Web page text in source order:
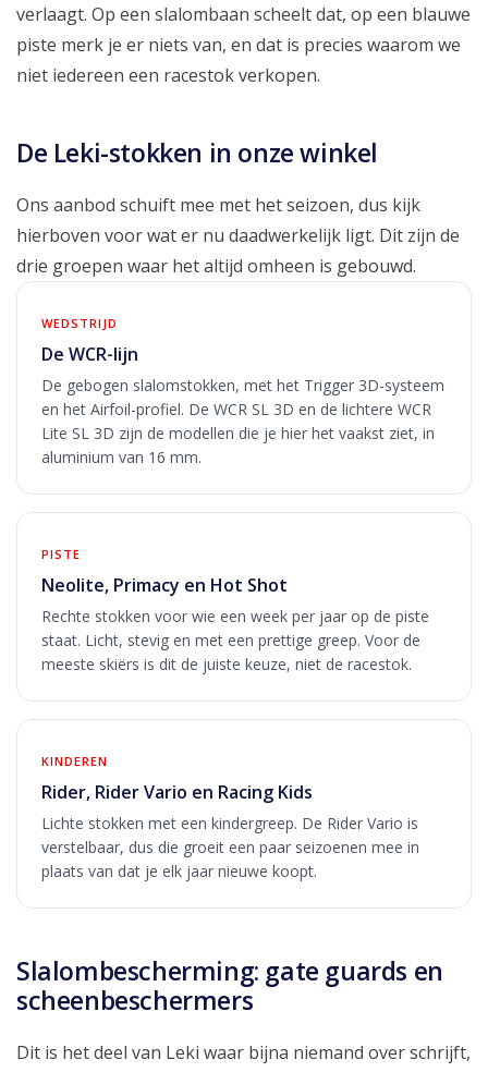
verlaagt. Op een slalombaan scheelt dat, op een blauwe
piste merk je er niets van, en dat is precies waarom we
niet iedereen een racestok verkopen.
De Leki-stokken in onze winkel
Ons aanbod schuift mee met het seizoen, dus kijk
hierboven voor wat er nu daadwerkelijk ligt. Dit zijn de
drie groepen waar het altijd omheen is gebouwd.
WEDSTRIJD
De WCR-lijn
De gebogen slalomstokken, met het Trigger 3D-systeem
en het Airfoil-profiel. De WCR SL 3D en de lichtere WCR
Lite SL 3D zijn de modellen die je hier het vaakst ziet, in
aluminium van 16 mm.
PISTE
Neolite, Primacy en Hot Shot
Rechte stokken voor wie een week per jaar op de piste
staat. Licht, stevig en met een prettige greep. Voor de
meeste skiërs is dit de juiste keuze, niet de racestok.
KINDEREN
Rider, Rider Vario en Racing Kids
Lichte stokken met een kindergreep. De Rider Vario is
verstelbaar, dus die groeit een paar seizoenen mee in
plaats van dat je elk jaar nieuwe koopt.
Slalombescherming: gate guards en
scheenbeschermers
Dit is het deel van Leki waar bijna niemand over schrijft,